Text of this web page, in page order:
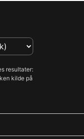
resultater:
kilde på